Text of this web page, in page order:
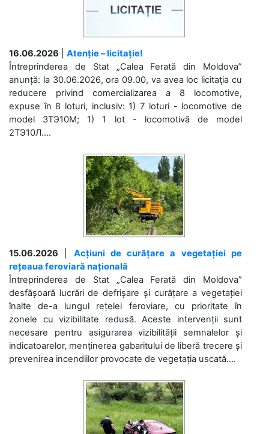
16.06.2026
Atenție – licitație!
Întreprinderea de Stat „Calea Ferată din Moldova”
anunță: la 30.06.2026, ora 09.00, va avea loc licitaţia cu
reducere privind comercializarea a 8 locomotive,
expuse în 8 loturi, inclusiv: 1) 7 loturi - locomotive de
model 3ТЭ10М; 1) 1 lot - locomotivă de model
2ТЭ10Л....
15.06.2026
Acțiuni de curățare a vegetației pe
rețeaua feroviară națională
Întreprinderea de Stat „Calea Ferată din Moldova”
desfășoară lucrări de defrișare și curățare a vegetației
înalte de-a lungul rețelei feroviare, cu prioritate în
zonele cu vizibilitate redusă. Aceste intervenții sunt
necesare pentru asigurarea vizibilității semnalelor și
indicatoarelor, menținerea gabaritului de liberă trecere și
prevenirea incendiilor provocate de vegetația uscată....